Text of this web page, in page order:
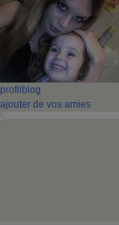
profil blog
ajouter de vos amies